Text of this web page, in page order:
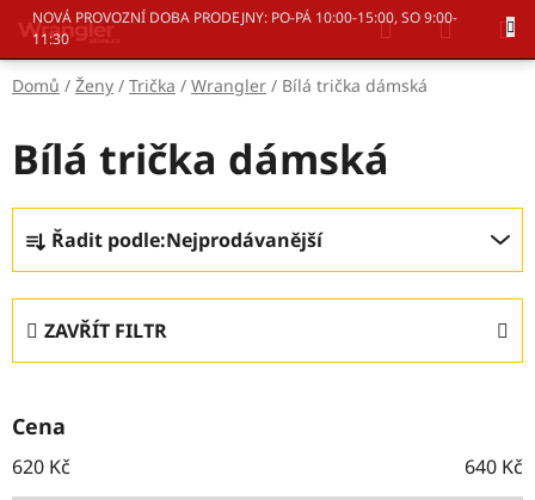
Přejít
obsah
NOVÁ PROVOZNÍ DOBA PRODEJNY: PO-PÁ 10:00-15:00, SO 9:00-
11:30
Hledat
KOŠÍK
Domů / Ženy / Trička / Wrangler / Bílá trička dámská
Bílá trička dámská
Ř
a
z
n
r
o
Řadit podle:Nejprodávanější
ZAVŘÍT FILTR
Cena
620 Kč 640 Kč